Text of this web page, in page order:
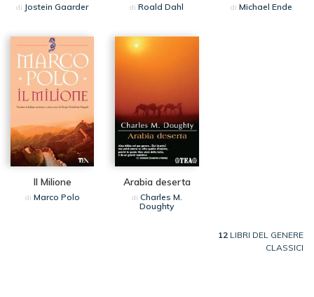
di Jostein Gaarder di Roald Dahl di Michael Ende
Il Milione
di Marco Polo
Arabia deserta
di Charles M.
Doughty
12 LIBRI DEL GENERE
CLASSICI